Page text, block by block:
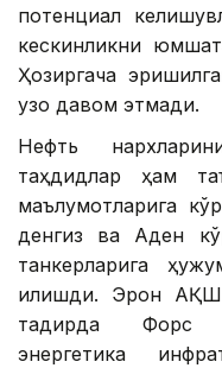
потенциал
кескинликни
Ҳозиргача
узоқ давом этмади.
Нефть
таҳдидлар ҳам
маълумотларига
денгиз ва Аден
танкерларига
қилишди. Эрон
тақдирда Форс
энергетика